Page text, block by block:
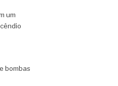
um
bombas